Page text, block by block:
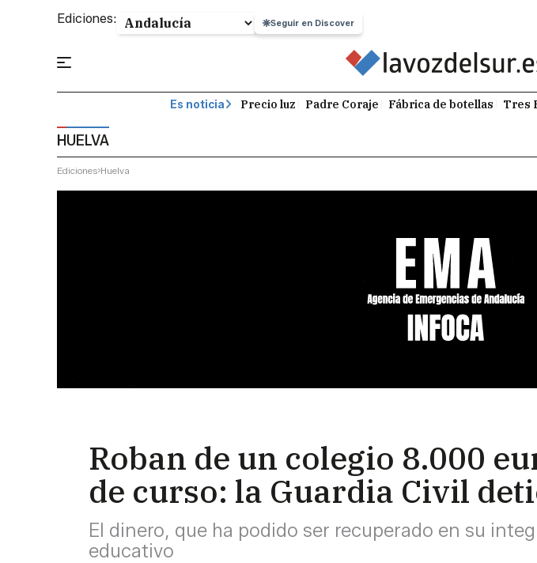
Ediciones: Seguir en Discover
Es noticia Precio luz Padre Coraje Fábrica de botellas Tres
HUELVA
Ediciones Huelva
Roban de un colegio 8.000
de curso: la Guardia Civil
El dinero, que ha podido ser recuperado en su
educativo